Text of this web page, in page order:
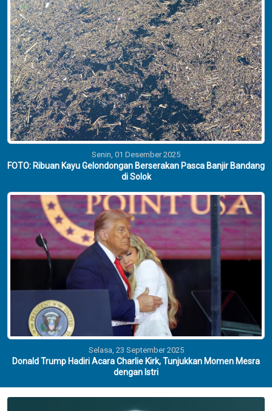
Senin, 01 Desember 2025
FOTO: Ribuan Kayu Gelondongan Berserakan Pasca Banjir Bandang
di Solok
Selasa, 23 September 2025
Donald Trump Hadiri Acara Charlie Kirk, Tunjukkan Momen Mesra
dengan Istri